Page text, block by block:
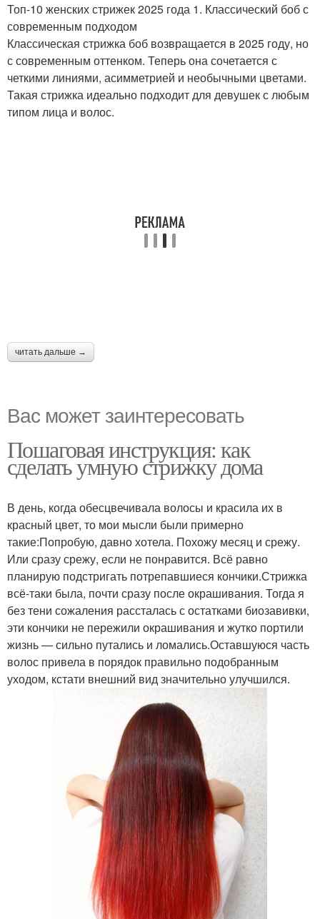
Топ-10 женских стрижек 2025 года 1. Классический боб с
современным подходом
Классическая стрижка боб возвращается в 2025 году, но
с современным оттенком. Теперь она сочетается с
четкими линиями, асимметрией и необычными цветами.
Такая стрижка идеально подходит для девушек с любым
типом лица и волос.
читать дальше →
Вас может заинтересовать
Пошаговая инструкция: как
сделать умную стрижку дома
В день, когда обесцвечивала волосы и красила их в
красный цвет, то мои мысли были примерно
такие:Попробую, давно хотела. Похожу месяц и срежу.
Или сразу срежу, если не понравится. Всё равно
планирую подстригать потрепавшиеся кончики.Стрижка
всё-таки была, почти сразу после окрашивания. Тогда я
без тени сожаления рассталась с остатками биозавивки,
эти кончики не пережили окрашивания и жутко портили
жизнь — сильно путались и ломались.Оставшуюся часть
волос привела в порядок правильно подобранным
уходом, кстати внешний вид значительно улучшился.